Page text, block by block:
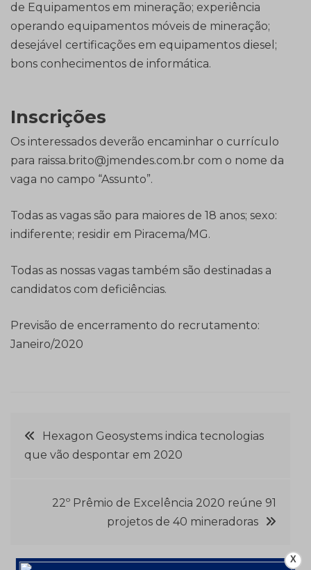
de Equipamentos em mineração; experiência
operando equipamentos móveis de mineração;
desejável certificações em equipamentos diesel;
bons conhecimentos de informática.
Inscrições
Os interessados deverão encaminhar o currículo
para raissa.brito@jmendes.com.br com o nome da
vaga no campo “Assunto”.
Todas as vagas são para maiores de 18 anos; sexo:
indiferente; residir em Piracema/MG.
Todas as nossas vagas também são destinadas a
candidatos com deficiências.
Previsão de encerramento do recrutamento:
Janeiro/2020
Navegação
de
Post
Hexagon Geosystems indica tecnologias
que vão despontar em 2020
22º Prêmio de Excelência 2020 reúne 91
projetos de 40 mineradoras
X